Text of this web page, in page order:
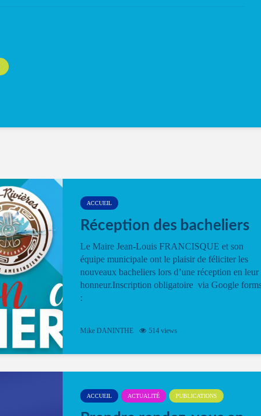
ACCUEIL
Réception des bacheliers
Le Maire Jean-Louis FRANCISQUE et son
équipe municipale ont le plaisir de féliciter les
nouveaux bacheliers lors d’une réception en leur
honneur.Inscription obligatoire via Google
:
Mike DANINTHE 514 views
ACCUEIL ACTUALITÉ PUBLICATIONS